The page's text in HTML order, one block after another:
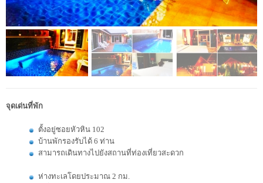
จุดเด่นที่พัก
ตั้งอยู่ซอยหัวหิน 102
บ้านพักรองรับได้ 6 ท่าน
สามารถเดินทางไปยังสถานที่ท่องเที่ยวสะดวก
ห่างทะเลโดยประมาณ 2 กม.